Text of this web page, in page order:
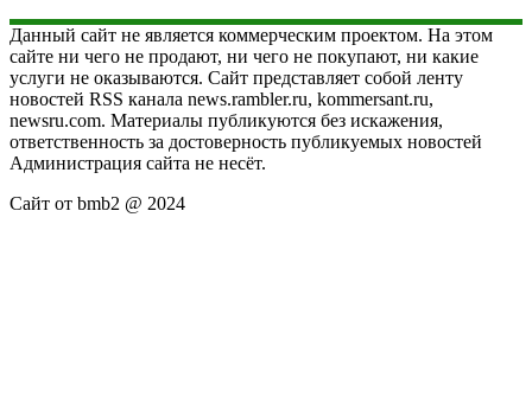
Данный сайт не является коммерческим проектом. На этом
сайте ни чего не продают, ни чего не покупают, ни какие
услуги не оказываются. Сайт представляет собой ленту
новостей RSS канала news.rambler.ru, kommersant.ru,
newsru.com. Материалы публикуются без искажения,
ответственность за достоверность публикуемых новостей
Администрация сайта не несёт.
Сайт от bmb2 @ 2024